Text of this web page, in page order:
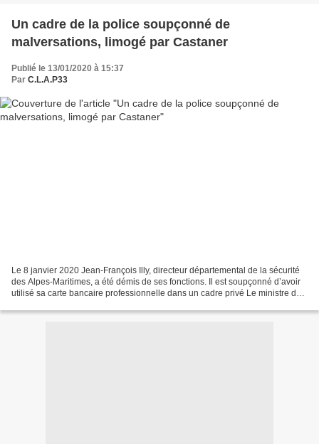
Un cadre de la police soupçonné de
malversations, limogé par Castaner
Publié le 13/01/2020 à 15:37
Par C.L.A.P33
Le 8 janvier 2020 Jean-François Illy, directeur départemental de la sécurité
des Alpes-Maritimes, a été démis de ses fonctions. Il est soupçonné d’avoir
utilisé sa carte bancaire professionnelle dans un cadre privé Le ministre de